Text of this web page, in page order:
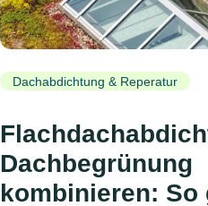
Dachabdichtung & Reperatur
Dachbegrünung
kombinieren: So